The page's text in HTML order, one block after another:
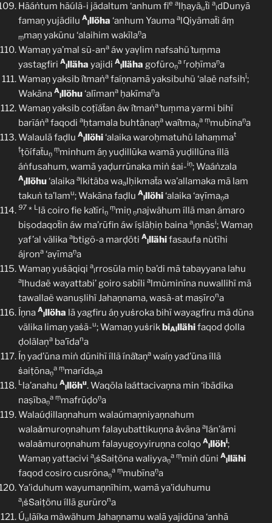
Hãáṅtum hãúlã-i jädaltum ‘anhum fie alḥayäuẗi a
ldDunyā
famaṇ yujädilu A
lllöha ‘anhum Yauma alQiyämaẗi áṃ
ṃmaṇ yakūnu ‘alaihim wakīlaṇa
Wamaṇ ya’mal sũ-ana áw yaṿlim nafsahü ṫuṃma
yastagfiri A
llläha yajidi A
llläha gofūroṇ
a rroḥīmaṇa
Wamaṇ yaksib íṫmaṅa faíṇnamā yaksibuhü ‘alaë nafsihï;
Wakāna A
lllöhu‘alīmana ḥakīmaṇa
Wamaṇ yaksib coṭĩáẗan áw íṫmaṅaṫuṃma yarmi bihï
barĩáṅa faqodi aḥtamala buhtänaṇa waíṫmaṇ
a ṃmubīnaṇa
Walaulā faḍlu A
lllöhi‘alaika waroḥmatuhü lahaṃmat
ṭṭõífaẗuṇ
ṃminhum áṇ yuḍillūka wamā yuḍillūna íllã
áṅfusahum, wamā yaḍurrūnaka miṅ ṡai-iṇ; Waáṅzala
A
lllöhu‘alaika alkitäba waalḥikmaẗa wa’allamaka mā lam
takuṅ ta’lamu; Wakāna faḍlu A
lllöhi‘alaika ‘aṿīmaṇa
97 * Llā coiro fie kaṫīriṇ
ṃmiṇ ṇnajwähum íllā man ámaro
biṣodaqoẗin áw ma’rūfin áw íṣläḥiņ baina a
lṇnāsi; Wamaṇ
yaf’al välika abtigõ-a marḍöti A
lllähifasaufa nùtīhi
ájrona ‘aṿīmaṇa
Wamaṇ yuṡāqiqi a
lrrosūla miņ ba’di mā tabayyana lahu
alhudaë wayattabi’ goiro sabīli almùminīna nuwallihï mā
tawallaë wanuṣlihï Jahaṇnama, wasã-at maṣīrona
Íṇna A
lllöha lā yagfiru áṇ yuṡroka bihï wayagfiru mā dūna
välika limaṇ yaṡã-u; Wamaṇ yuṡrikbiAlllähifaqod ḍolla
ḍolälaņa ba’īdana
Íṇ yad’ūna miṅ dūnihĩ íllã ínäṫaṇa waíṇ yad’ūna íllā
ṡaiṭōnaṇ
a ṃmarīdaṇa
Lla’anahu A
lllöhu. Waqōla laáttacivaṇna min ‘ibādika
naṣībaṇ
a ṃmafrūḍoṇa
Walaúḍillaṇnahum walaúmaṇniyaṇnahum
walaǎmuroṇnahum falayubattikuṇna ǎvāna alán’ämi
walaǎmuroṇnahum falayugoyyiruṇna colqo A
lllöhi;
Wamaṇ yattacivi a
lṡṠaiṭöna waliyyaṇ
a ṃmiṅ dūni A
lllähi
faqod cosiro cusrōnaṇ
a ṃmubīnaṇa
Ya’iduhum wayumaṇnīhim, wamā ya’iduhumu
a
lṡṠaiṭönu íllā gurūrona
Úulãíka màwähum Jahaṇnamu walā yajidūna ‘anhā